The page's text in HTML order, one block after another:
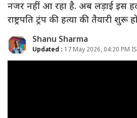
नजर नहीं आ रहा है. अब लड़ाई इस
राष्ट्रपति ट्रंप की हत्या की तैयारी शुरू
Shanu Sharma
Updated : 17 May 2026, 04:20 PM